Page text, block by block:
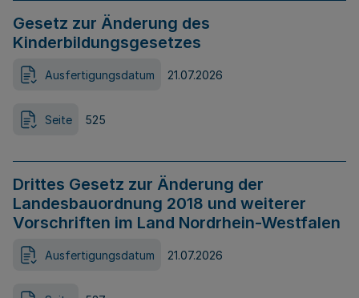
Gesetz zur Änderung des
Kinderbildungsgesetzes
Ausfertigungsdatum 21.07.2026
Seite 525
Drittes Gesetz zur Änderung der
Landesbauordnung 2018 und weiterer
Vorschriften im Land Nordrhein-Westfalen
Ausfertigungsdatum 21.07.2026